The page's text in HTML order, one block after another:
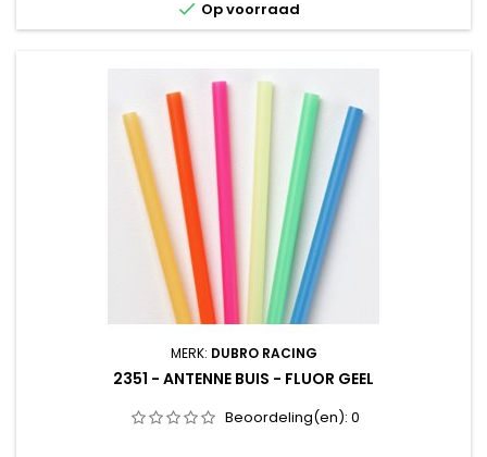
 Op voorraad
MERK: DUBRO RACING
2351 - ANTENNE BUIS - FLUOR GEEL
Beoordeling(en): 0